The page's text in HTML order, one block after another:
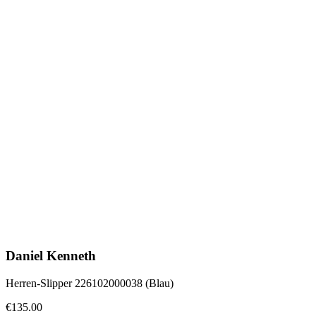
Daniel Kenneth
Herren-Slipper 226102000038 (Blau)
€135.00